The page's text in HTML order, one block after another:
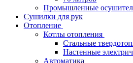
Промышленные
Сушилки для рук
Отопление
Котлы отопления
Стальные
Настенные
Автоматика